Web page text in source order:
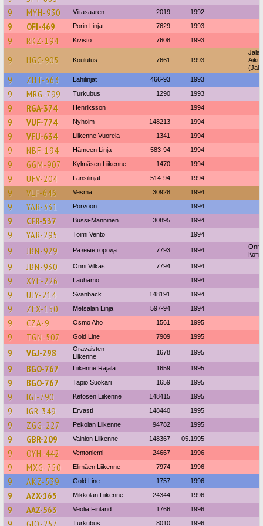
9 MYH-930 Viitasaaren 2019 1992
9 OFI-469 Porin Linjat 7629 1993
9 RKZ-194 Kivistö 7608 1993
9 HGC-905 Koulutus 7661 1993
9 ZHT-363 Lähilinjat 466-93 1993
9 MRG-799 Turkubus 1290 1993
9 RGA-374 Henriksson 1994
9 VUF-774 Nyholm 148213 1994
9 VFU-634 Liikenne Vuorela 1341 1994
9 NBF-194 Hämeen Linja 583-94 1994
9 GGM-907 Kylmäsen Liikenne 1470 1994
9 UFV-204 Länsilinjat 514-94 1994
9 VLF-646 Vesma 30928 1994
9 YAR-331 Porvoon 1994
9 CFR-537 Bussi-Manninen 30895 1994
9 YAR-295 Toimi Vento 1994
9 JBN-929 Разные города 7793 1994
Onni
9 JBN-930 Onni Vilkas 7794 1994
9 XYF-226 Lauhamo 1994
9 UJY-214 Svanbäck 148191 1994
9 ZFX-150 Metsälän Linja 597-94 1994
9 CZA-9 Osmo Aho 1561 1995
9 TGN-507 Gold Line 7909 1995
9 VGJ-298
Oravaisten
Liikenne
1678 1995
9 BGO-767 Liikenne Rajala 1659 1995
9 BGO-767 Tapio Suokari 1659 1995
9 IGI-790 Ketosen Liikenne 148415 1995
9 IGR-349 Ervasti 148440 1995
9 ZGG-227 Pekolan Liikenne 94782 1995
9 GBR-209 Vainion Liikenne 148367 05.1995
9 OYH-442 Ventoniemi 24667 1996
9 MXG-750 Elimäen Liikenne 7974 1996
9 AKZ-539 Gold Line 1757 1996
9 AZX-165 Mikkolan Liikenne 24344 1996
9 AAZ-563 Veolia Finland 1766 1996
9 GIO-257 Turkubus 8010 1996